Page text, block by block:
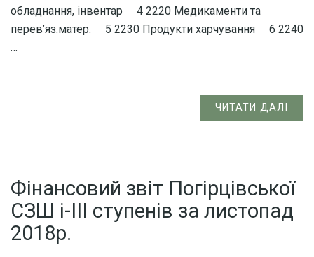
обладнання, інвентар 4 2220 Медикаменти та
перев’яз.матер. 5 2230 Продукти харчування 6 2240
…
ЧИТАТИ ДАЛІ
Фінансовий звіт Погірцівської
СЗШ і-ІІІ ступенів за листопад
2018р.